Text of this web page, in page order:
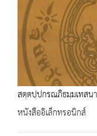
สตฺตปฺปกรณภิธมฺมเทส
หนังสืออิเล็กทรอนิกส์